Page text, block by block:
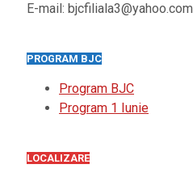
E-mail: bjcfiliala3@yahoo.com
PROGRAM BJC
Program BJC
Program 1 Iunie
LOCALIZARE